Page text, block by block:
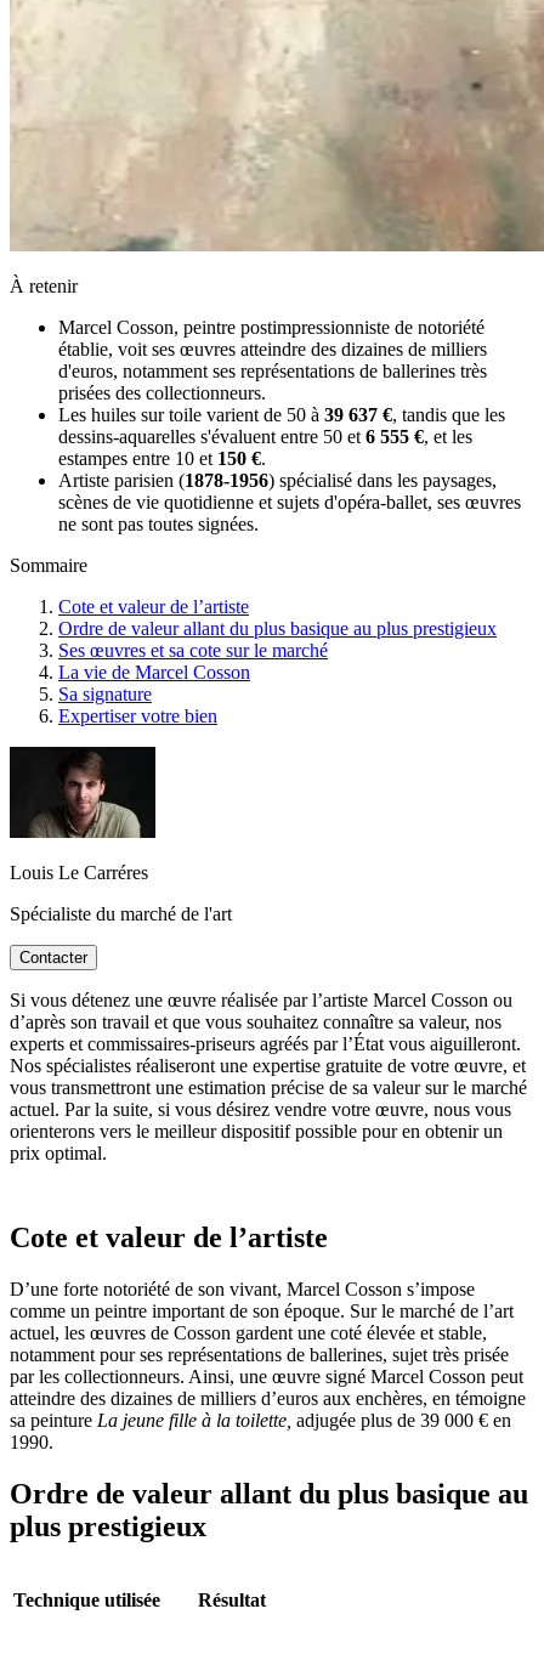
À retenir
Marcel Cosson, peintre postimpressionniste de notoriété
établie, voit ses œuvres atteindre des dizaines de milliers
d'euros, notamment ses représentations de ballerines très
prisées des collectionneurs.
Les huiles sur toile varient de 50 à 39 637 €, tandis que les
dessins-aquarelles s'évaluent entre 50 et 6 555 €, et les
estampes entre 10 et 150 €.
Artiste parisien (1878-1956) spécialisé dans les paysages,
scènes de vie quotidienne et sujets d'opéra-ballet, ses œuvres
ne sont pas toutes signées.
Sommaire
Cote et valeur de l’artiste
Ordre de valeur allant du plus basique au plus prestigieux
Ses œuvres et sa cote sur le marché
La vie de Marcel Cosson
Sa signature
Expertiser votre bien
Louis Le Carréres
Spécialiste du marché de l'art
Contacter
Si vous détenez une œuvre réalisée par l’artiste Marcel Cosson ou
d’après son travail et que vous souhaitez connaître sa valeur, nos
experts et commissaires-priseurs agréés par l’État vous aiguilleront.
Nos spécialistes réaliseront une expertise gratuite de votre œuvre, et
vous transmettront une estimation précise de sa valeur sur le marché
actuel. Par la suite, si vous désirez vendre votre œuvre, nous vous
orienterons vers le meilleur dispositif possible pour en obtenir un
prix optimal.
Cote et valeur de l’artiste
D’une forte notoriété de son vivant, Marcel Cosson s’impose
comme un peintre important de son époque. Sur le marché de l’art
actuel, les œuvres de Cosson gardent une coté élevée et stable,
notamment pour ses représentations de ballerines, sujet très prisée
par les collectionneurs. Ainsi, une œuvre signé Marcel Cosson peut
atteindre des dizaines de milliers d’euros aux enchères, en témoigne
sa peinture La jeune fille à la toilette, adjugée plus de 39 000 € en
1990.
Ordre de valeur allant du plus basique au
plus prestigieux
Technique utilisée Résultat